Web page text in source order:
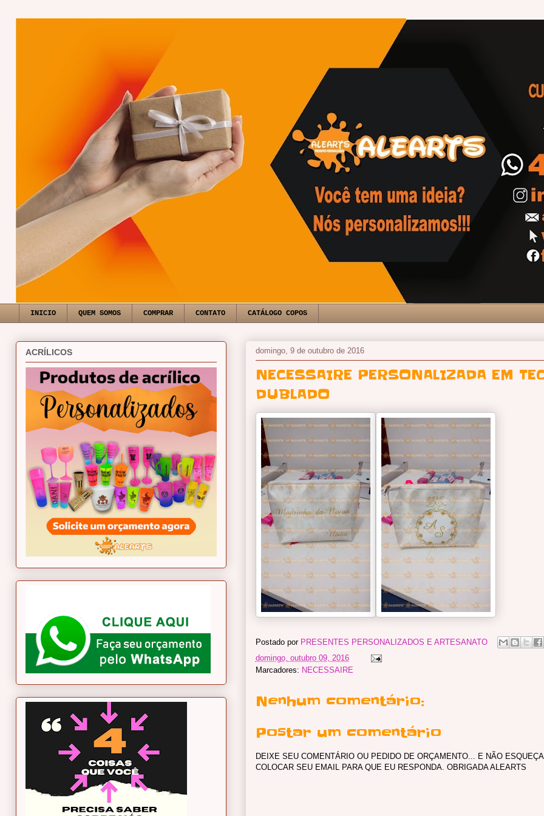
INICIO QUEM SOMOS COMPRAR CONTATO CATÁLOGO COPOS
domingo, 9 de outubro de 2016
NECESSAIRE PERSONALIZADA EM
DUBLADO
Postado por PRESENTES PERSONALIZADOS E ARTESANATO
domingo, outubro 09, 2016
Marcadores: NECESSAIRE
Nenhum comentário:
Postar um comentário
DEIXE SEU COMENTÁRIO OU PEDIDO DE ORÇAMENTO... E NÃO
COLOCAR SEU EMAIL PARA QUE EU RESPONDA. OBRIGADA ALEARTS
ACRÍLICOS